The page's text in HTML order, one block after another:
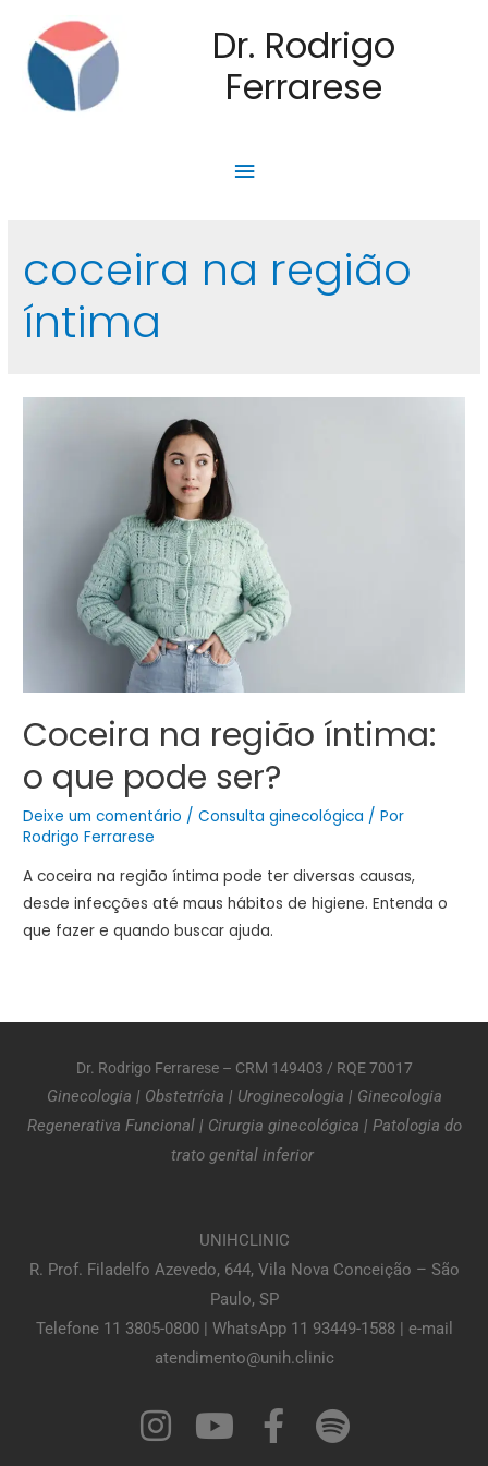
Dr. Rodrigo
Ferrarese
coceira na região
íntima
Coceira na região íntima:
o que pode ser?
Deixe um comentário /Consulta ginecológica / Por
Rodrigo Ferrarese
A coceira na região íntima pode ter diversas causas,
desde infecções até maus hábitos de higiene. Entenda o
que fazer e quando buscar ajuda.
Dr. Rodrigo Ferrarese – CRM 149403 / RQE 70017
Ginecologia | Obstetrícia | Uroginecologia | Ginecologia
Regenerativa Funcional| Cirurgia ginecológica | Patologia do
trato genital inferior
UNIHCLINIC
R. Prof. Filadelfo Azevedo, 644, Vila Nova Conceição – São
Paulo, SP
Telefone 11 3805-0800 | WhatsApp 11 93449-1588 | e-mail
atendimento@unih.clinic